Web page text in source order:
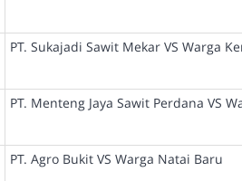
PT. Sukajadi Sawit Mekar VS Warga
PT. Menteng Jaya Sawit Perdana VS
PT. Agro Bukit VS Warga Natai Baru